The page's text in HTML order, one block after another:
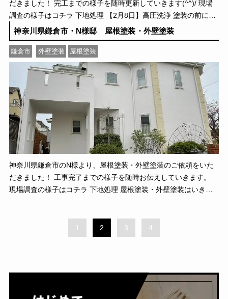
だきました！ 完工までの様子を随時更新していきます(^^)/ 現場
調査の様子はコチラ 下地処理 【2月8日】高圧洗浄 塗装の前には
必ず高圧洗浄をし、お住まいに長年 […]
神奈川県鎌倉市・N様邸 屋根塗装・外壁塗装
鎌倉市 外壁塗装 屋根塗装
神奈川県鎌倉市のN様より、屋根塗装・外壁塗装のご依頼をいた
だきました！ 工事完了までの様子を随時お伝えしていきます。
現場調査の様子はコチラ 下地処理 屋根塗装・外壁塗装はいきな
1 2 3 4